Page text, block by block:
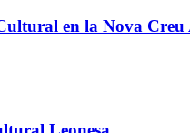
en la Nova Creu